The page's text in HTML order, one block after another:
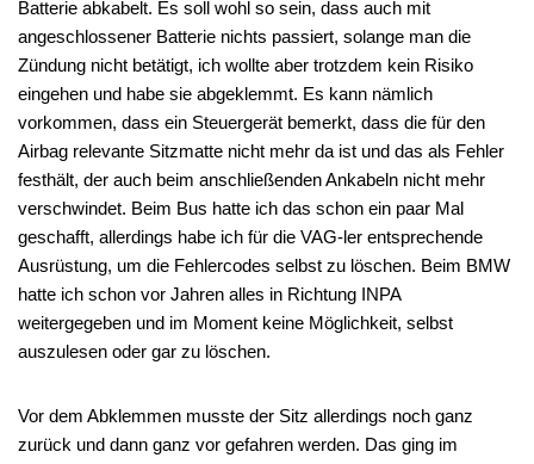
Batterie abkabelt. Es soll wohl so sein, dass auch mit
angeschlossener Batterie nichts passiert, solange man die
Zündung nicht betätigt, ich wollte aber trotzdem kein Risiko
eingehen und habe sie abgeklemmt. Es kann nämlich
vorkommen, dass ein Steuergerät bemerkt, dass die für den
Airbag relevante Sitzmatte nicht mehr da ist und das als Fehler
festhält, der auch beim anschließenden Ankabeln nicht mehr
verschwindet. Beim Bus hatte ich das schon ein paar Mal
geschafft, allerdings habe ich für die VAG-ler entsprechende
Ausrüstung, um die Fehlercodes selbst zu löschen. Beim BMW
hatte ich schon vor Jahren alles in Richtung INPA
weitergegeben und im Moment keine Möglichkeit, selbst
auszulesen oder gar zu löschen.
Vor dem Abklemmen musste der Sitz allerdings noch ganz
zurück und dann ganz vor gefahren werden. Das ging im